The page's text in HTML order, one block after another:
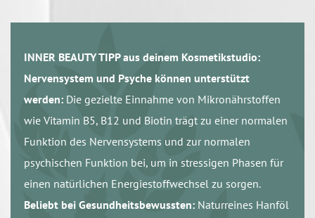
INNER BEAUTY TIPP aus deinem Kosmetikstudio:
Nervensystem und Psyche können unterstützt
werden:Die gezielte Einnahme von Mikronährstoffen
wie Vitamin B5, B12 und Biotin trägt zu einer normalen
Funktion des Nervensystems und zur normalen
psychischen Funktion bei, um in stressigen Phasen für
einen natürlichen Energiestoffwechsel zu sorgen.
Beliebt bei Gesundheitsbewussten:Naturreines Hanföl